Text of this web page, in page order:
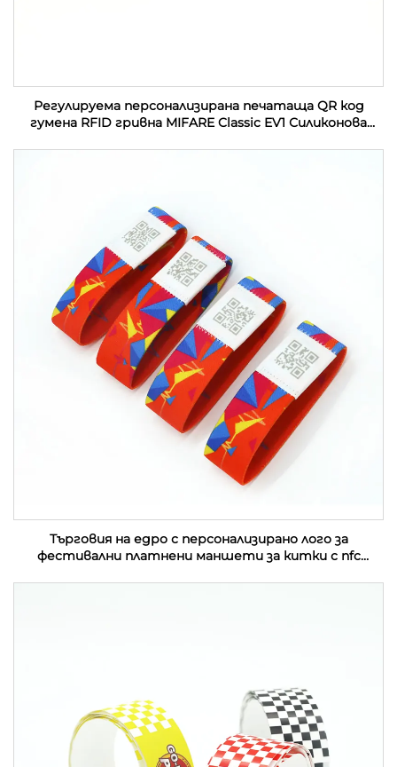
Регулируема персонализирана печатаща QR код
гумена RFID гривна MIFARE Classic EV1 Силиконова
Търговия на едро с персонализирано лого за
фестивални платнени маншети за китки с nfc